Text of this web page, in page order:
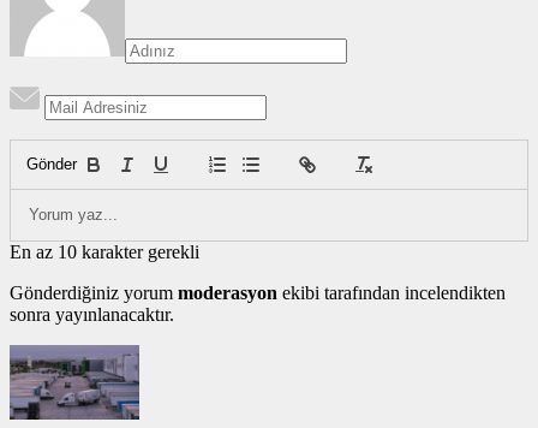
Gönder
En az 10 karakter gerekli
Gönderdiğiniz yorum moderasyon ekibi tarafından incelendikten
sonra yayınlanacaktır.